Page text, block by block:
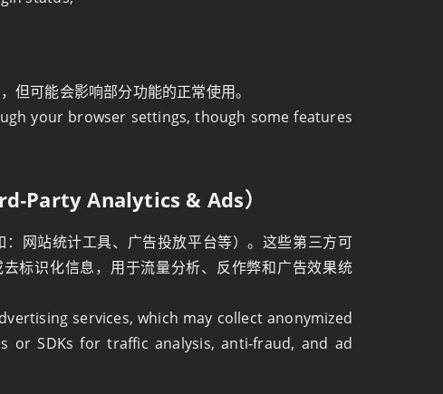
但可能会影响部分功能的正常使用。
your browser settings, though some features
Analytics & Ads）
网站统计工具、广告投放平台等）。这些第三方可
标识化信息，用于流量分析、反作弊和广告效果统
services, which may collect anonymized
or SDKs for traffic analysis, anti‑fraud, and ad